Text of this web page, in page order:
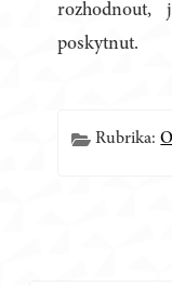
rozhodnout,
poskytnut.
Rubrika: